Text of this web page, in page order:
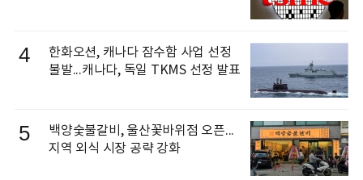
4
한화오션, 캐나다 잠수함 사업 선정
불발...캐나다, 독일 TKMS 선정 발표
5
백양숯불갈비, 울산꽃바위점 오픈...
지역 외식 시장 공략 강화